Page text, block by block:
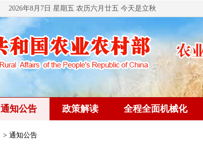
2026年8月7日 星期五 农历六月廿五 今天是立秋
通知公告 政策解读 全程全面机械化
> 通知公告